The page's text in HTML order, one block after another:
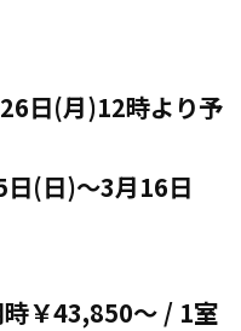
日(月)12時より予
日(日)～3月16日
時￥43,850～ / 1室